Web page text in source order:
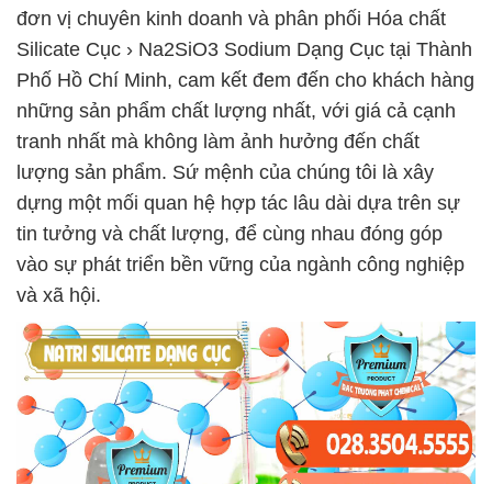
đơn vị chuyên kinh doanh và phân phối Hóa chất
Silicate Cục › Na2SiO3 Sodium Dạng Cục tại Thành
Phố Hồ Chí Minh, cam kết đem đến cho khách hàng
những sản phẩm chất lượng nhất, với giá cả cạnh
tranh nhất mà không làm ảnh hưởng đến chất
lượng sản phẩm. Sứ mệnh của chúng tôi là xây
dựng một mối quan hệ hợp tác lâu dài dựa trên sự
tin tưởng và chất lượng, để cùng nhau đóng góp
vào sự phát triển bền vững của ngành công nghiệp
và xã hội.